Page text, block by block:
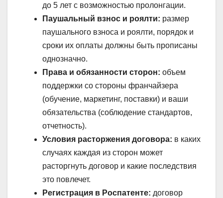
до 5 лет с возможностью пролонгации.
Паушальный взнос и роялти: размер
паушального взноса и роялти, порядок и
сроки их оплаты должны быть прописаны
однозначно.
Права и обязанности сторон: объем
поддержки со стороны франчайзера
(обучение, маркетинг, поставки) и ваши
обязательства (соблюдение стандартов,
отчетность).
Условия расторжения договора: в каких
случаях каждая из сторон может
расторгнуть договор и какие последствия
это повлечет.
Регистрация в Роспатенте: договор